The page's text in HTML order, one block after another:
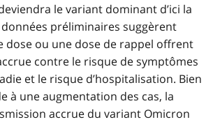
le variant dominant d’ici la
préliminaires suggèrent
dose ou une dose de rappel offrent
contre le risque de symptômes
et le risque d’hospitalisation. Bien
à une augmentation des cas, la
accrue du variant Omicron